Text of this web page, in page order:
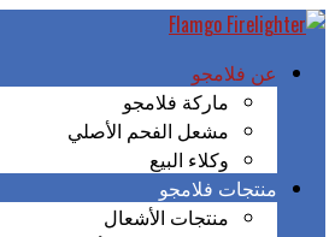
عن فلامجو
ماركة فلامجو
مشعل الفحم الأصلي
وكلاء البيع
منتجات فلامجو
منتجات الأشعال